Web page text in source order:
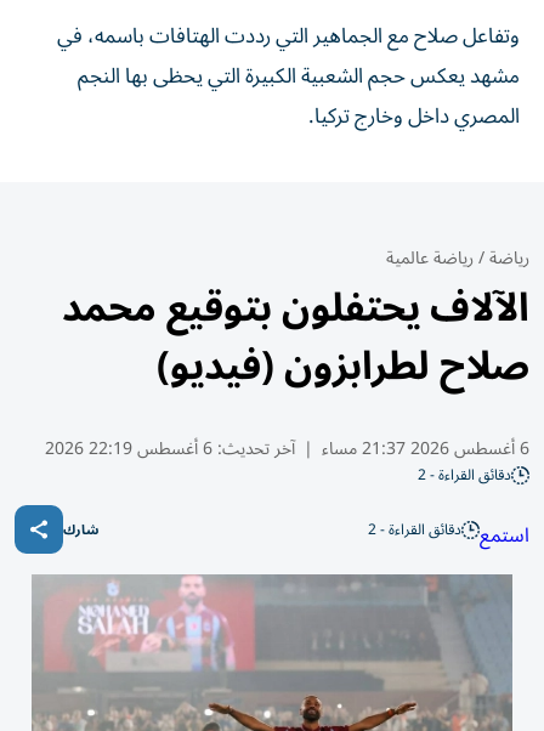
وتفاعل صلاح مع الجماهير التي رددت الهتافات باسمه، في
مشهد يعكس حجم الشعبية الكبيرة التي يحظى بها النجم
المصري داخل وخارج تركيا.
رياضة/رياضة عالمية
الآلاف يحتفلون بتوقيع محمد
صلاح لطرابزون (فيديو)
6 أغسطس 2026 21:37 مساء | آخر تحديث:6 أغسطس 22:19 2026
دقائق القراءة - 2
استمع دقائق القراءة - 2 شارك